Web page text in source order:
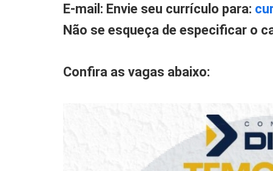
E-mail: Envie seu currículo para:
Não se esqueça de especificar o
Confira as vagas abaixo: